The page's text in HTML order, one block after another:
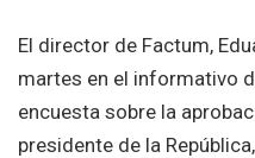
El director de Factum,
martes en el informativo
encuesta sobre la
presidente de la